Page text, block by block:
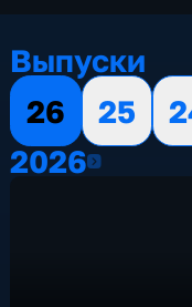
Выпуски
26
25
20262026